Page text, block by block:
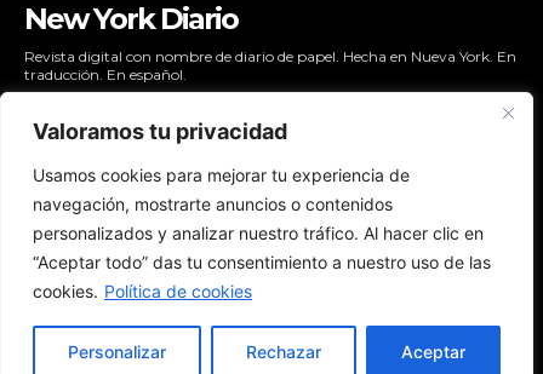
Valoramos tu privacidad
Usamos cookies para mejorar tu experiencia de
navegación, mostrarte anuncios o contenidos
personalizados y analizar nuestro tráfico. Al hacer clic en
“Aceptar todo” das tu consentimiento a nuestro uso de las
cookies. Política de cookies
Personalizar Rechazar Aceptar
New York Diario
Revista digital con nombre de diario de papel. Hecha en Nueva York. En
traducción. En español.
NYDIARIO
NEWSLETTER
POLÍTICAS DE PRIVACIDAD
CONTACTO
© 2024 - New York Diario